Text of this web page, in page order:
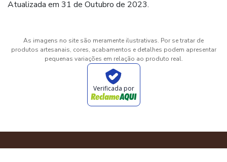
Atualizada em 31 de Outubro de 2023.
As imagens no site são meramente ilustrativas. Por se tratar de
produtos artesanais, cores, acabamentos e detalhes podem apresentar
pequenas variações em relação ao produto real.
Verificada por